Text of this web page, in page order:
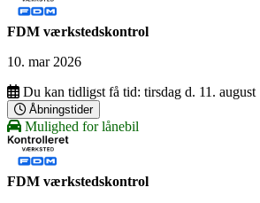
FDM værkstedskontrol
10. mar 2026
Du kan tidligst få tid: tirsdag d. 11. august
Åbningstider
Mulighed for lånebil
FDM værkstedskontrol